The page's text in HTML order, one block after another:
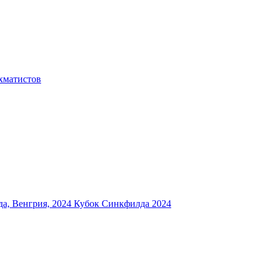
Венгрия, 2024 Кубок Синкфилда 2024